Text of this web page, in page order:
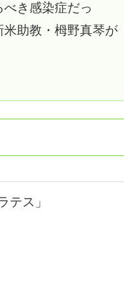
き感染症だっ
助教・栂野真琴が
テス」